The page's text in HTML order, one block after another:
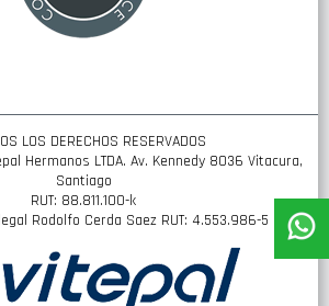
LOS DERECHOS RESERVADOS
Hermanos LTDA. Av. Kennedy 8036 Vitacura,
Santiago
RUT: 88.811.100-k
Rodolfo Cerda Saez RUT: 4.553.986-5